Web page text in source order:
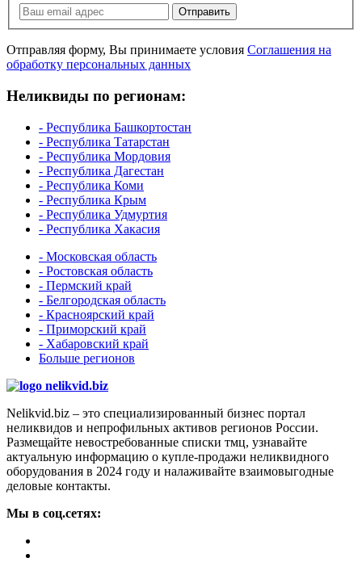
Отправить
Отправляя форму, Вы принимаете условия Соглашения на
обработку персональных данных
Неликвиды по регионам:
- Республика Башкортостан
- Республика Татарстан
- Республика Мордовия
- Республика Дагестан
- Республика Коми
- Республика Крым
- Республика Удмуртия
- Республика Хакасия
- Московская область
- Ростовская область
- Пермский край
- Белгородская область
- Красноярский край
- Приморский край
- Хабаровский край
Больше регионов
Nelikvid.biz – это специализированный бизнес портал
неликвидов и непрофильных активов регионов России.
Размещайте невостребованные списки тмц, узнавайте
актуальную информацию о купле-продажи неликвидного
оборудования в 2024 году и налаживайте взаимовыгодные
деловые контакты.
Мы в соц.сетях: